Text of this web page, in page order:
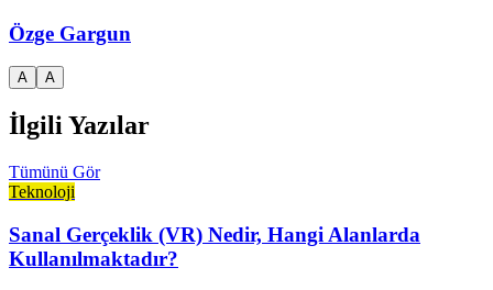
Özge Gargun
A A
İlgili Yazılar
Tümünü Gör
Teknoloji
Sanal Gerçeklik (VR) Nedir, Hangi Alanlarda
Kullanılmaktadır?